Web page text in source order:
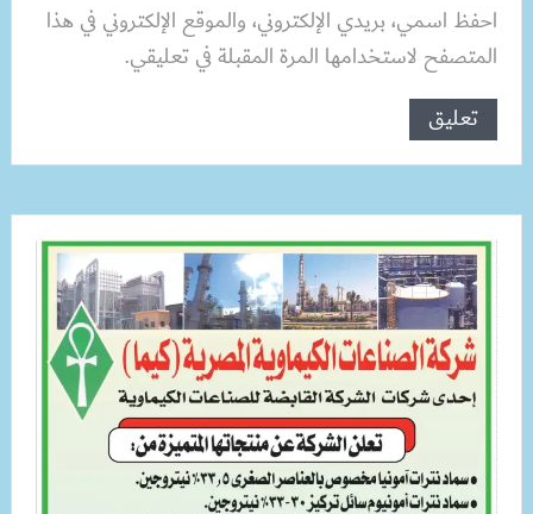
احفظ اسمي، بريدي الإلكتروني، والموقع الإلكتروني في هذا
المتصفح لاستخدامها المرة المقبلة في تعليقي.